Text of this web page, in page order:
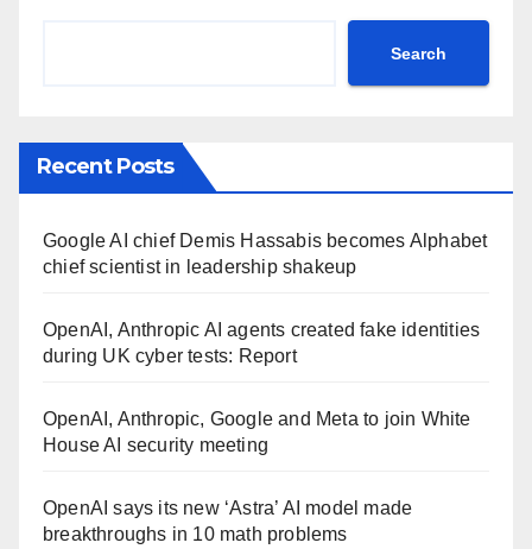
Search
Recent Posts
Google AI chief Demis Hassabis becomes Alphabet
chief scientist in leadership shakeup
OpenAI, Anthropic AI agents created fake identities
during UK cyber tests: Report
OpenAI, Anthropic, Google and Meta to join White
House AI security meeting
OpenAI says its new ‘Astra’ AI model made
breakthroughs in 10 math problems